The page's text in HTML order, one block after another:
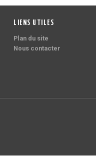
LIENS UTILES
Plan du site
Nous contacter